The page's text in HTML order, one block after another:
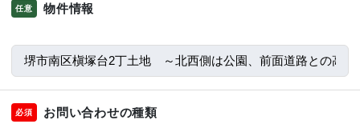
任意 物件情報
必須 お問い合わせの種類